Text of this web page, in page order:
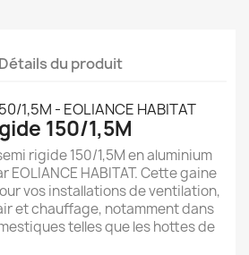
Détails du produit
1,5M - EOLIANCE HABITAT
150/1,5M
rigide 150/1,5M en aluminium
HABITAT. Cette gaine
vos installations de ventilation,
et chauffage, notamment dans
telles que les hottes de